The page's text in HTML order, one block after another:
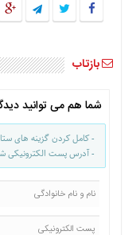
بازتاب
شما هم می توانید
- کامل کردن گزینه های
- آدرس پست الکترونیکی